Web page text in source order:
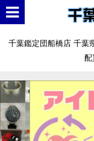
千葉鑑定団船橋店 千
配